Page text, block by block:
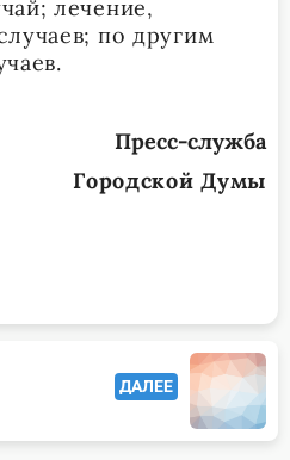
лечение,
по другим
Пресс-служба
Городской Думы
ДАЛЕЕ